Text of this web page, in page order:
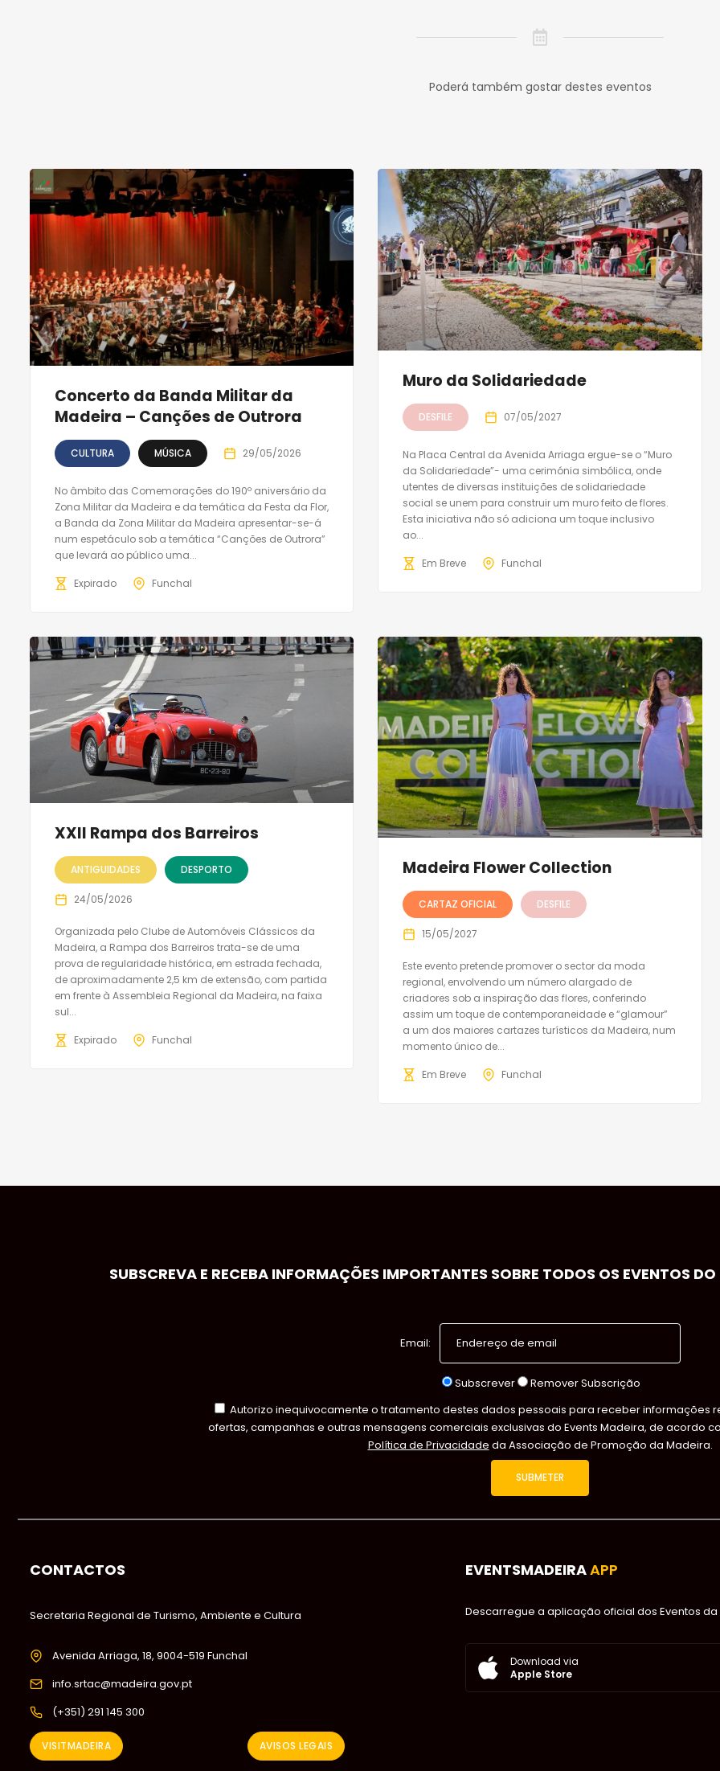
Poderá também gostar destes eventos
Concerto da Banda Militar da
Madeira – Canções de Outrora
CULTURA MÚSICA 29/05/2026
No âmbito das Comemorações do 190º aniversário da
Zona Militar da Madeira e da temática da Festa da Flor,
a Banda da Zona Militar da Madeira apresentar-se-á
num espetáculo sob a temática “Canções de Outrora”
que levará ao público uma...
Expirado Funchal
Muro da Solidariedade
DESFILE 07/05/2027
Na Placa Central da Avenida Arriaga ergue-se o “Muro
da Solidariedade”- uma cerimónia simbólica, onde
utentes de diversas instituições de solidariedade
social se unem para construir um muro feito de flores.
Esta iniciativa não só adiciona um toque inclusivo
ao...
Em Breve Funchal
XXII Rampa dos Barreiros
ANTIGUIDADES DESPORTO
24/05/2026
Organizada pelo Clube de Automóveis Clássicos da
Madeira, a Rampa dos Barreiros trata-se de uma
prova de regularidade histórica, em estrada fechada,
de aproximadamente 2,5 km de extensão, com partida
em frente à Assembleia Regional da Madeira, na faixa
sul...
Expirado Funchal
Madeira Flower Collection
CARTAZ OFICIAL DESFILE
15/05/2027
Este evento pretende promover o sector da moda
regional, envolvendo um número alargado de
criadores sob a inspiração das flores, conferindo
assim um toque de contemporaneidade e “glamour”
a um dos maiores cartazes turísticos da Madeira, num
momento único de...
Em Breve Funchal
SUBSCREVA E RECEBA INFORMAÇÕES IMPORTANTES SOBRE TODOS OS EVENTOS
Email:
Subscrever
Remover Subscrição
Autorizo inequivocamente o tratamento destes dados pessoais para receber informações
ofertas, campanhas e outras mensagens comerciais exclusivas do Events Madeira, de acordo
Política de Privacidade da Associação de Promoção da Madeira.
CONTACTOS
Secretaria Regional de Turismo, Ambiente e Cultura
Avenida Arriaga, 18, 9004-519 Funchal
info.srtac@madeira.gov.pt
(+351) 291 145 300
VISITMADEIRA AVISOS LEGAIS
EVENTSMADEIRAAPP
Descarregue a aplicação oficial dos Eventos da
Download via
Apple Store